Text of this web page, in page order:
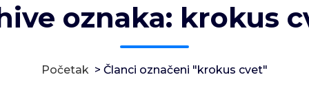
oznaka: krokus
Početak > Članci označeni "krokus cvet"